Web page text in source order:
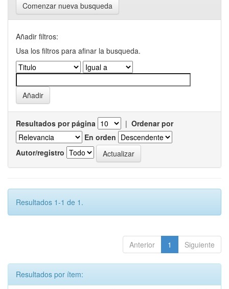
Comenzar nueva busqueda
Añadir filtros:
Usa los filtros para afinar la busqueda.
Resultados por página | Ordenar por
En orden
Autor/registro
Resultados 1-1 de 1.
Anterior 1 Siguiente
Resultados por ítem: